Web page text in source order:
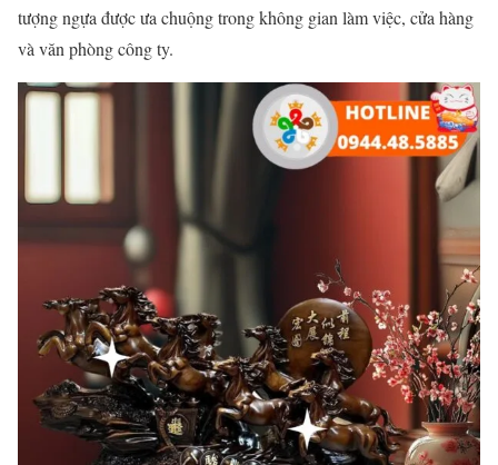
tượng ngựa được ưa chuộng trong không gian làm việc, cửa hàng
và văn phòng công ty.